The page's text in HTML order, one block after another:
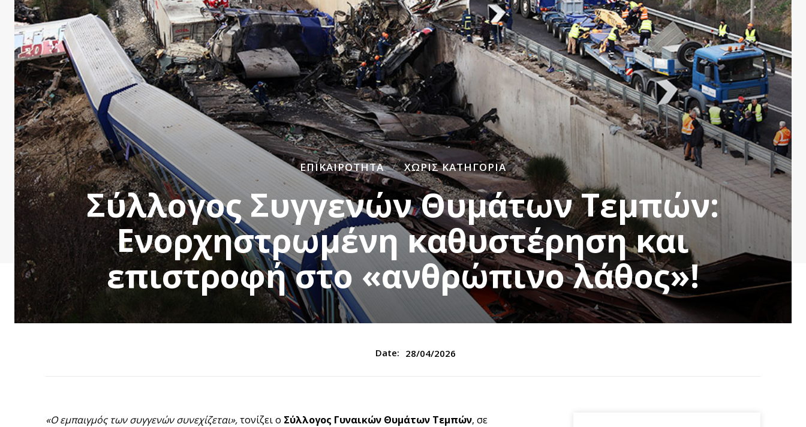
ΕΠΙΚΑΙΡΌΤΗΤΑ ΧΩΡΊΣ ΚΑΤΗΓΟΡΊΑ
Σύλλογος Συγγενών Θυμάτων Τεμπών:
Ενορχηστρωμένη καθυστέρηση και
επιστροφή στο «ανθρώπινο λάθος»!
Date: 28/04/2026
«Ο εμπαιγμός των συγγενών συνεχίζεται»,τονίζει ο Σύλλογος Γυναικών Θυμάτων Τεμπών, σε